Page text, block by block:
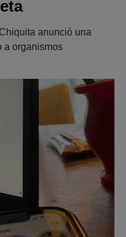
anunció una
a organismos